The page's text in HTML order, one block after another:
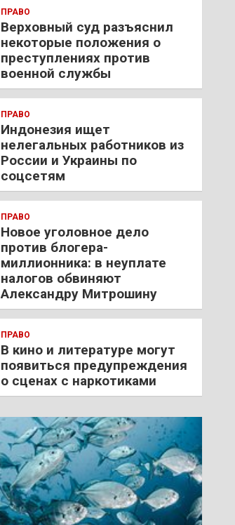
ПРАВО
Верховный суд разъяснил
некоторые положения о
преступлениях против
военной службы
ПРАВО
Индонезия ищет
нелегальных работников из
России и Украины по
соцсетям
ПРАВО
Новое уголовное дело
против блогера-
миллионника: в неуплате
налогов обвиняют
Александру Митрошину
ПРАВО
В кино и литературе могут
появиться предупреждения
о сценах с наркотиками